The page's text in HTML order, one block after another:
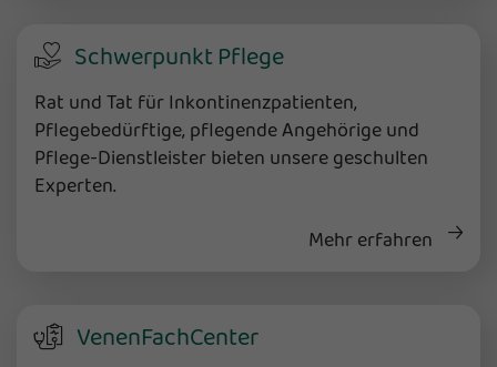
Schwerpunkt Pflege
Rat und Tat für Inkontinenzpatienten,
Pflegebedürftige, pflegende Angehörige und
Pflege-Dienstleister bieten unsere geschulten
Experten.
Mehr erfahren
VenenFachCenter